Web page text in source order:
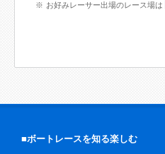
お好みレーサー出場のレース場は
■ボートレースを知る楽しむ